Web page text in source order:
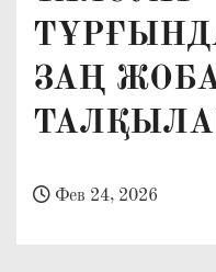
ЗАҢ
Фев 24, 2026